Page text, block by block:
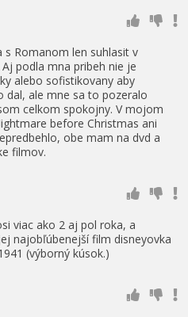
s Romanom len suhlasit v
podla mna pribeh nie je
alebo sofistikovany aby
dal, ale mne sa to pozeralo
celkom spokojny. V mojom
before Christmas ani
obe mam na dvd a
filmov.
viac ako 2 aj pol roka, a
najobľúbenejší film disneyovka
(výborný kúsok.)